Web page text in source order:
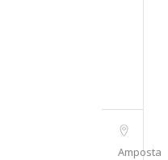
Amposta